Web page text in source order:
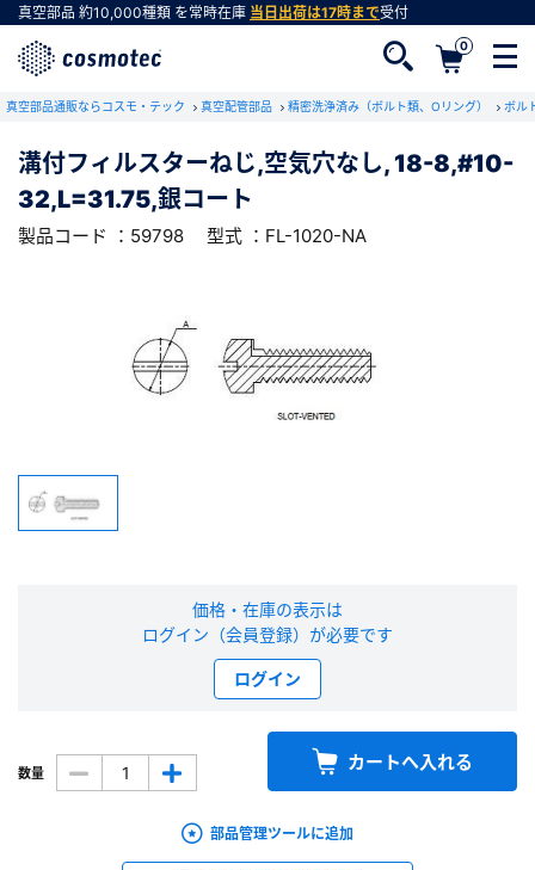
真空部品 約10,000種類 を常時在庫 当日出荷は17時まで受付
0
真空部品通販ならコスモ・テック 真空配管部品 精密洗浄済み（ボルト類、Oリング） ボル
溝付フィルスターねじ,空気穴なし, 18-8,#10-
32,L=31.75,銀コート
製品コード ：59798 型式 ：FL-1020-NA
価格・在庫の表示は
ログイン（会員登録）が必要です
ログイン
数量 カートへ入れる
部品管理ツールに追加
RoHS2適合報告書のダウンロード
下記製品のRoHS2適合報告書のダウンロードをします。
溝付フィルスターねじ,空気穴なし, 18-
8,#10-32,L=31.75,銀コート
型式 ：FL-1020-NA 製品コード ：59798
会員登録がお済みでない方
会員登録をすれば、便利な機能がご利用いただけ
※新規会員登録をお申し込み頂いてから本登録となるまで、数日間かかる場合
会員の方はこちら
※パスワードをお忘れの方は、